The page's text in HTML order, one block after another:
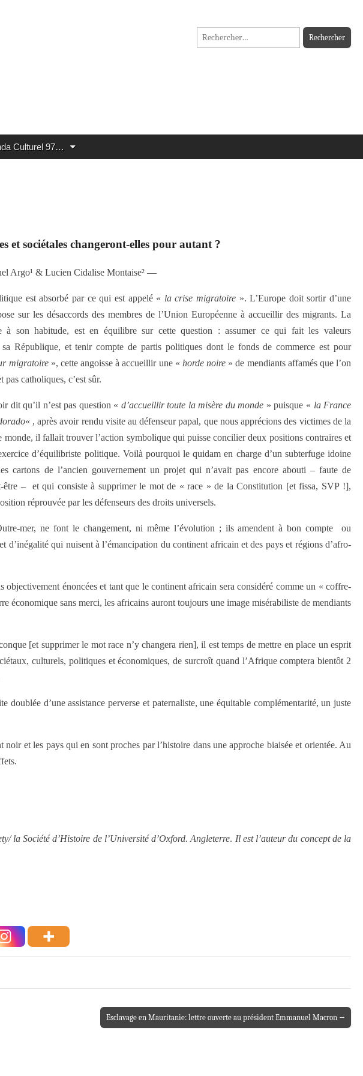
Rechercher :
Culturel 97…
et sociétales changeront-elles pour autant ?
Argo¹ & Lucien Cidalise Montaise² —
est absorbé par ce qui est appelé « la crise migratoire». L’Europe doit sortir d’une
sur les désaccords des membres de l’Union Européenne à accueillir des migrants. La
à son habitude, est en équilibre sur cette question : assumer ce qui fait les valeurs
sa République, et tenir compte de partis politiques dont le fonds de commerce est pour
migratoire», cette angoisse à accueillir une « horde noire » de mendiants affamés que l’on
pas catholiques, c’est sûr.
dit qu’il n’est pas question « d’accueillir toute la misère du monde » puisque « la France
« , après avoir rendu visite au défenseur papal, que nous apprécions des victimes de la
monde, il fallait trouver l’action symbolique qui puisse concilier deux positions contraires et
d’équilibriste politique. Voilà pourquoi le quidam en charge d’un subterfuge idoine
cartons de l’ancien gouvernement un projet qui n’avait pas encore abouti – faute de
être – et qui consiste à supprimer le mot de « race » de la Constitution [et fissa, SVP !],
réprouvée par les défenseurs des droits universels.
mer, ne font le changement, ni même l’évolution ; ils amendent à bon compte ou
qui nuisent à l’émancipation du continent africain et des pays et régions d’afro-
énoncées et tant que le continent africain sera considéré comme un « coffre-
économique sans merci, les africains auront toujours une image misérabiliste de mendiants
[et supprimer le mot race n’y changera rien], il est temps de mettre en place un esprit
culturels, politiques et économiques, de surcroît quand l’Afrique comptera bientôt 2
d’une assistance perverse et paternaliste, une équitable complémentarité, un juste
et les pays qui en sont proches par l’histoire dans une approche biaisée et orientée. Au
la Société d’Histoire de l’Université d’Oxford. Angleterre. Il est l’auteur du concept de la
Esclavage en Mauritanie: lettre ouverte au président Emmanuel Macron →